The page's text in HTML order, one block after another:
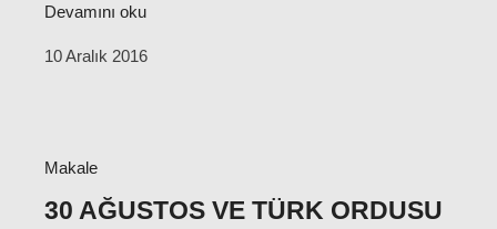
Devamını oku
10 Aralık 2016
Makale
30 AĞUSTOS VE TÜRK ORDUSU